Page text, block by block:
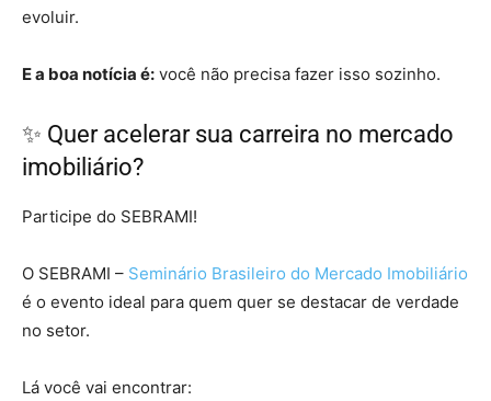
evoluir.
E a boa notícia é: você não precisa fazer isso sozinho.
✨ Quer acelerar sua carreira no mercado
imobiliário?
Participe do SEBRAMI!
O SEBRAMI – Seminário Brasileiro do Mercado Imobiliário
é o evento ideal para quem quer se destacar de verdade
no setor.
Lá você vai encontrar: